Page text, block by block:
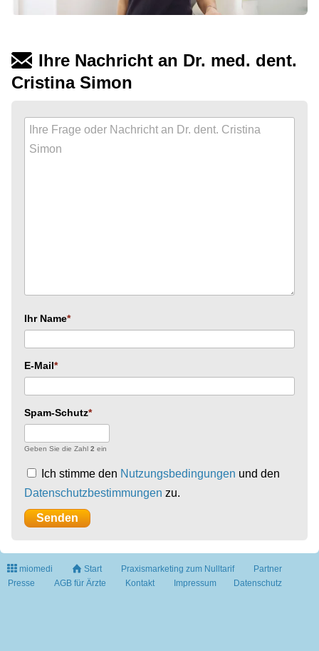
Ihre Nachricht an Dr. med. dent.
Cristina Simon
Ihr Name
E-Mail
Spam-Schutz
Geben Sie die Zahl 2 ein
Ich stimme den Nutzungsbedingungen und den
Datenschutzbestimmungen zu.
miomedi Start Praxismarketing zum Nulltarif
Partner
Presse
AGB für Ärzte Kontakt Impressum Datenschutz